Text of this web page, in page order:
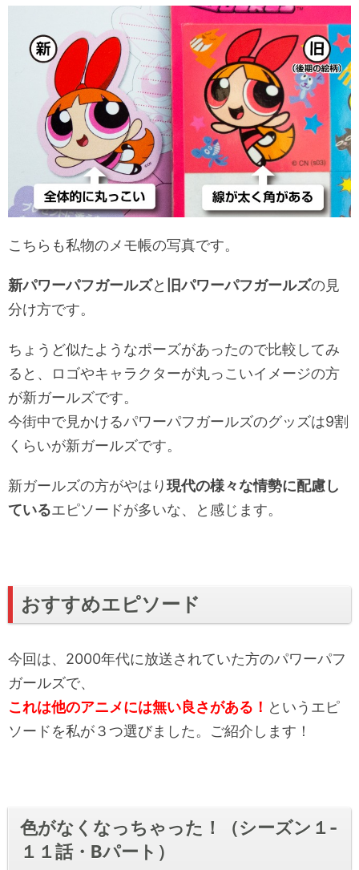
こちらも私物のメモ帳の写真です。
新パワーパフガールズと 旧パワーパフガールズの見
分け方です。
ちょうど似たようなポーズがあったので比較してみ
ると、ロゴやキャラクターが丸っこいイメージの方
が新ガールズです。
今街中で見かけるパワーパフガールズのグッズは9割
くらいが新ガールズです。
新ガールズの方がやはり現代の様々な情勢に配慮し
ているエピソードが多いな、と感じます。
おすすめエピソード
今回は、2000年代に放送されていた方のパワーパフ
ガールズで、
これは他のアニメには無い良さがある！ というエピ
ソードを私が３つ選びました。ご紹介します！
色がなくなっちゃった！（シーズン１-
１１話・Bパート）